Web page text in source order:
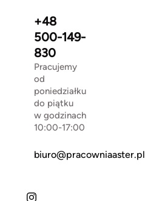
+48
500-149-
830
Pracujemy
od
poniedziałku
do piątku
w godzinach
10:00-17:00
biuro@pracowniaaster.pl